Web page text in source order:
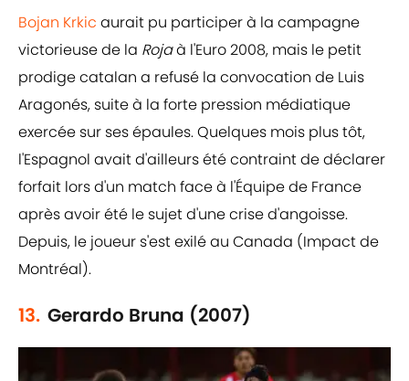
Bojan Krkic aurait pu participer à la campagne
victorieuse de la Rojaà l'Euro 2008, mais le petit
prodige catalan a refusé la convocation de Luis
Aragonés, suite à la forte pression médiatique
exercée sur ses épaules. Quelques mois plus tôt,
l'Espagnol avait d'ailleurs été contraint de déclarer
forfait lors d'un match face à l'Équipe de France
après avoir été le sujet d'une crise d'angoisse.
Depuis, le joueur s'est exilé au Canada (Impact de
Montréal).
13. Gerardo Bruna (2007)